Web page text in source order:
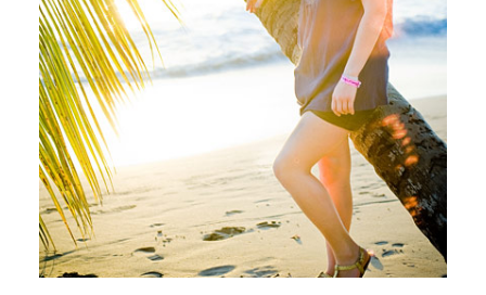
SÉANCE PORTRAIT
EXPÉRIMENTALE EN
MARTINIQUE